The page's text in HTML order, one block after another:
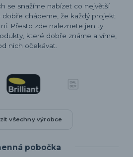
se snažíme nabízet co největší
dobře chápeme, že každý projekt
Přesto zde naleznete jen ty
které dobře známe a víme,
nich očekávat.
všechny výrobce
pobočka